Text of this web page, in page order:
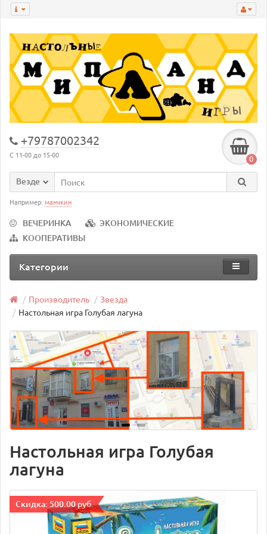
+79787002342
С 11-00 до 15-00 0
Везде
Например: манчкин
ВЕЧЕРИНКА
ЭКОНОМИЧЕСКИЕ
КООПЕРАТИВЫ
Категории
Производитель
Звезда
Настольная игра Голубая лагуна
Настольная игра Голубая
лагуна
Cкидка: 500.00 руб.